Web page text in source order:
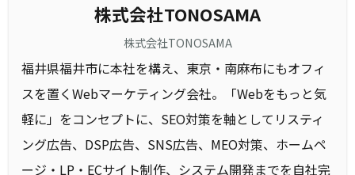
株式会社TONOSAMA
株式会社TONOSAMA
福井県福井市に本社を構え、東京・南麻布にもオフィ
スを置くWebマーケティング会社。「Webをもっと気
軽に」をコンセプトに、SEO対策を軸としてリスティ
ング広告、DSP広告、SNS広告、MEO対策、ホームペ
ージ・LP・ECサイト制作、システム開発までを自社完